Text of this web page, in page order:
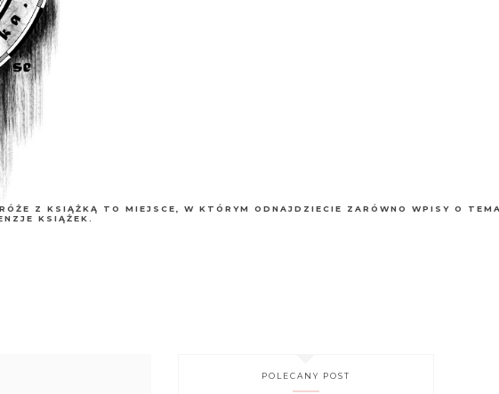
Z KSIĄŻKĄ TO MIEJSCE, W KTÓRYM ODNAJDZIECIE ZARÓWNO WPISY O
KSIĄŻEK.
POLECANY POST